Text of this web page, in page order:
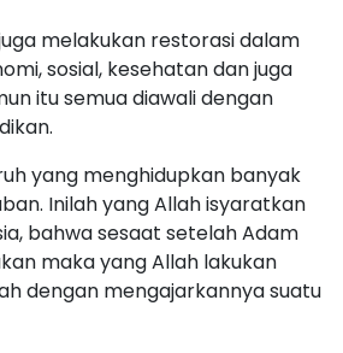
melakukan restorasi dalam
sosial, kesehatan dan juga
itu semua diawali dengan
yang menghidupkan banyak
Inilah yang Allah isyaratkan
bahwa sesaat setelah Adam
maka yang Allah lakukan
dengan mengajarkannya suatu